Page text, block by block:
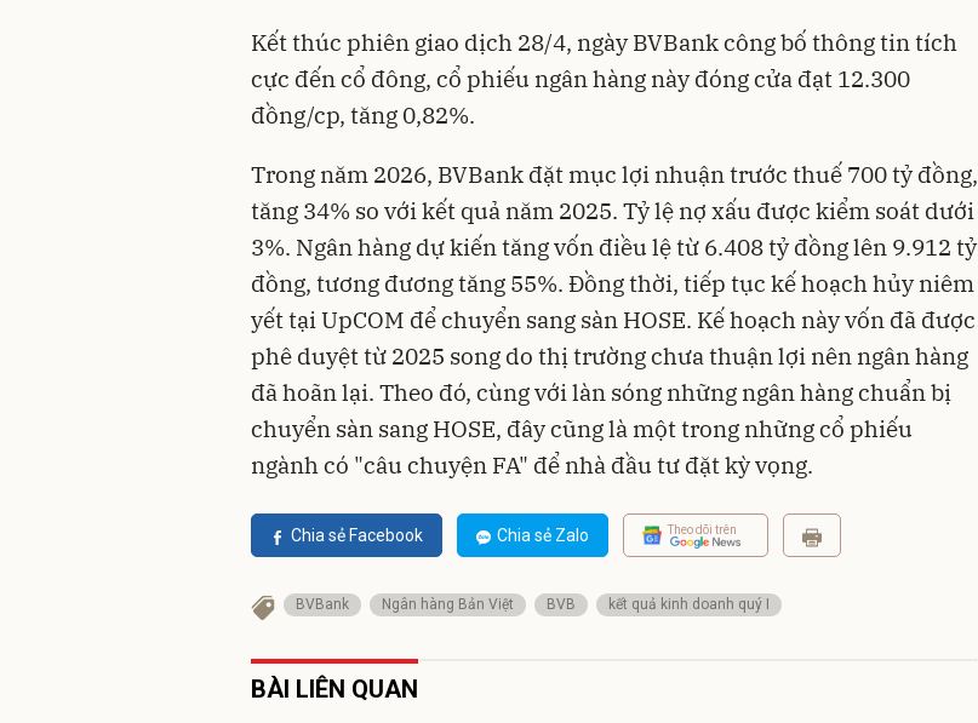
Kết thúc phiên giao dịch 28/4, ngày BVBank công bố thông tin tích
cực đến cổ đông, cổ phiếu ngân hàng này đóng cửa đạt 12.300
đồng/cp, tăng 0,82%.
Trong năm 2026, BVBank đặt mục lợi nhuận trước thuế 700 tỷ đồng,
tăng 34% so với kết quả năm 2025. Tỷ lệ nợ xấu được kiểm soát dưới
3%. Ngân hàng dự kiến tăng vốn điều lệ từ 6.408 tỷ đồng lên 9.912 tỷ
đồng, tương đương tăng 55%. Đồng thời, tiếp tục kế hoạch hủy niêm
yết tại UpCOM để chuyển sang sàn HOSE. Kế hoạch này vốn đã được
phê duyệt từ 2025 song do thị trường chưa thuận lợi nên ngân hàng
đã hoãn lại. Theo đó, cùng với làn sóng những ngân hàng chuẩn bị
chuyển sàn sang HOSE, đây cũng là một trong những cổ phiếu
ngành có "câu chuyện FA" để nhà đầu tư đặt kỳ vọng.
Chia sẻ Facebook Chia sẻ Zalo Theo dõi trên
BVBank Ngân hàng Bản Việt BVB kết quả kinh doanh quý I
BÀI LIÊN QUAN